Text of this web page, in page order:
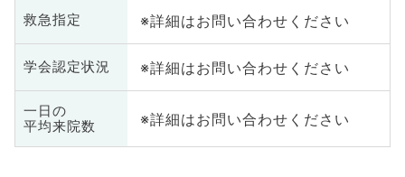
救急指定 ※詳細はお問い合わせください
学会認定状況 ※詳細はお問い合わせください
一日の
平均来院数
※詳細はお問い合わせください